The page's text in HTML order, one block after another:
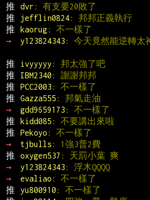
推
dvr : 有支要20敗了
推
jefflin0824: 邦邦正義執行
推
kaorug: 不一樣了
→
y123824343 : 今天竟然能逆轉太
推
ivyyyyy : 邦太強了吧
推
IBM2340 : 謝謝邦邦
推
PCC2003 : 不一樣了
推
Gazza555 : 邦氣走油
→
gdd9659173 : 不一樣了
推
kidd085 : 不要講出來啦
推
Pekoyo : 不一樣了
→
tjbulls : 1強3普2費
推
oxygen537 : 天罰小葉 爽
→
y123824343 : 浮木QQQQ
→
evaliao : 不一樣了
推
yu800910 : 不一樣了